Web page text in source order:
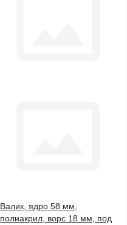
Валик, ядро 58 мм,
полиакрил, ворс 18 мм, под